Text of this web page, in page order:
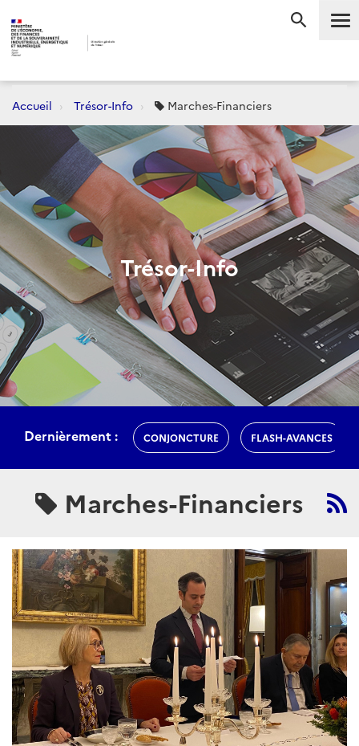
Accueil Trésor-Info Marches-Financiers
Trésor-Info
Dernièrement : CONJONCTURE FLASH-AVANCES
Marches-Financiers